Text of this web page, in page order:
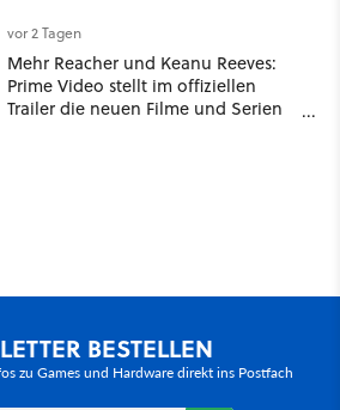
vor 2 Tagen
Mehr Reacher und Keanu Reeves:
Prime Video stellt im offiziellen
Trailer die neuen Filme und Serien
BESTELLEN
zu Games und Hardware direkt ins Postfach